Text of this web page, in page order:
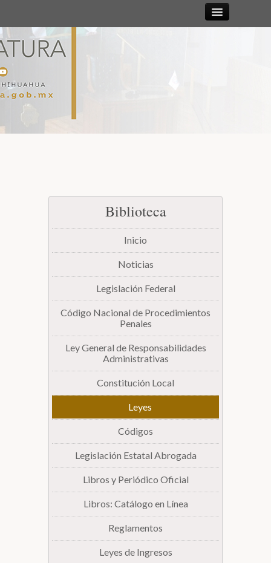
Junta de Coordinación Política
Comisiones
Biblioteca
Secretarías
Transparencia
Biblioteca
Inicio
Noticias
Legislación Federal
Código Nacional de Procedimientos
Penales
Ley General de Responsabilidades
Administrativas
Constitución Local
Leyes
Códigos
Legislación Estatal Abrogada
Libros y Periódico Oficial
Libros: Catálogo en Línea
Reglamentos
Leyes de Ingresos